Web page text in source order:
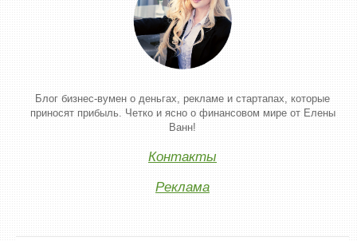
Блог бизнес-вумен о деньгах, рекламе и стартапах, которые
приносят прибыль. Четко и ясно о финансовом мире от Елены
Ванн!
Контакты
Реклама